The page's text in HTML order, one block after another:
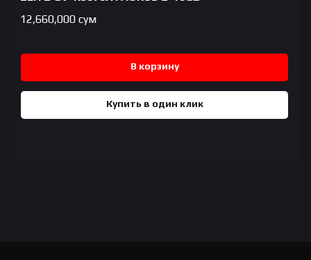
12,660,000 сум
В корзину
Купить в один клик